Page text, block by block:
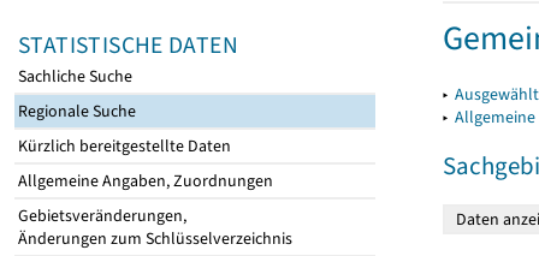
STATISTISCHE DATEN
Sachliche Suche
Regionale Suche
Kürzlich bereitgestellte Daten
Allgemeine Angaben, Zuordnungen
Gebietsveränderungen,
Änderungen zum Schlüsselverzeichnis
▸
▸